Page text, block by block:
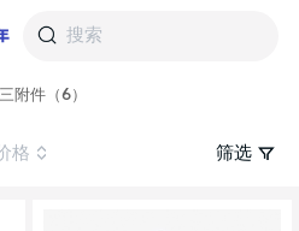
搜索
附件（6）
格 筛选